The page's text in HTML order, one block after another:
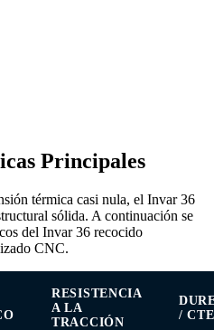
Principales
térmica casi nula, el Invar 36
sólida. A continuación se
del Invar 36 recocido
CNC.
RESISTENCIA
A LA
TRACCIÓN
/ CTE